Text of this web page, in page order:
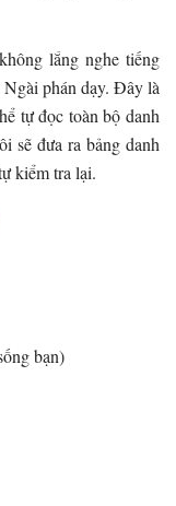
lắng nghe tiếng
phán dạy. Đây là
tự đọc toàn bộ danh
sẽ đưa ra bảng danh
kiểm tra lại.
bạn)